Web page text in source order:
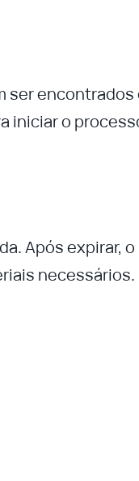
ser encontrados
iniciar o
Após expirar, o
necessários.